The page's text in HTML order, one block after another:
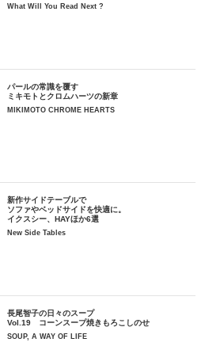
What Will You Read Next ?
パールの常識を覆す
ミキモトとクロムハーツの新章
MIKIMOTO CHROME HEARTS
新作サイドテーブルで
ソファやベッドサイドを快適に。
イクスシー、HAYほか6選
New Side Tables
長尾智子の日々のスープ
Vol.19 コーンスープ焼きもろこしのせ
SOUP, A WAY OF LIFE